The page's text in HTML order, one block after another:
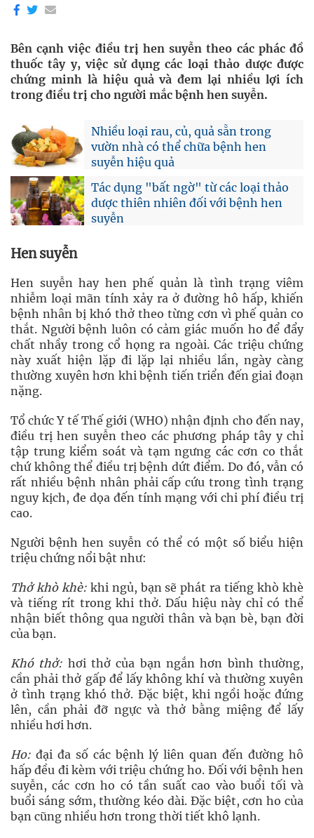
Bên cạnh việc điều trị hen suyễn theo các phác đồ
thuốc tây y, việc sử dụng các loại thảo dược được
chứng minh là hiệu quả và đem lại nhiều lợi ích
trong điều trị cho người mắc bệnh hen suyễn.
Nhiều loại rau, củ, quả sẵn trong
vườn nhà có thể chữa bệnh hen
suyễn hiệu quả
Tác dụng "bất ngờ" từ các loại thảo
dược thiên nhiên đối với bệnh hen
suyễn
Hen suyễn
Hen suyễn hay hen phế quản là tình trạng viêm
nhiễm loại mãn tính xảy ra ở đường hô hấp, khiến
bệnh nhân bị khó thở theo từng cơn vì phế quản co
thắt. Người bệnh luôn có cảm giác muốn ho để đẩy
chất nhầy trong cổ họng ra ngoài. Các triệu chứng
này xuất hiện lặp đi lặp lại nhiều lần, ngày càng
thường xuyên hơn khi bệnh tiến triển đến giai đoạn
nặng.
Tổ chức Y tế Thế giới (WHO) nhận định cho đến nay,
điều trị hen suyễn theo các phương pháp tây y chỉ
tập trung kiểm soát và tạm ngưng các cơn co thắt
chứ không thể điều trị bệnh dứt điểm. Do đó, vẫn có
rất nhiều bệnh nhân phải cấp cứu trong tình trạng
nguy kịch, đe dọa đến tính mạng với chi phí điều trị
cao.
Người bệnh hen suyễn có thể có một số biểu hiện
triệu chứng nổi bật như:
Thở khò khè:khi ngủ, bạn sẽ phát ra tiếng khò khè
và tiếng rít trong khi thở. Dấu hiệu này chỉ có thể
nhận biết thông qua người thân và bạn bè, bạn đời
của bạn.
Khó thở: hơi thở của bạn ngắn hơn bình thường,
cần phải thở gấp để lấy không khí và thường xuyên
ở tình trạng khó thở. Đặc biệt, khi ngồi hoặc đứng
lên, cần phải đỡ ngực và thở bằng miệng để lấy
nhiều hơi hơn.
Ho: đại đa số các bệnh lý liên quan đến đường hô
hấp đều đi kèm với triệu chứng ho. Đối với bệnh hen
suyễn, các cơn ho có tần suất cao vào buổi tối và
buổi sáng sớm, thường kéo dài. Đặc biệt, cơn ho của
bạn cũng nhiều hơn trong thời tiết khô lạnh.